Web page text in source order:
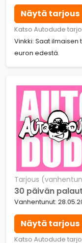
Näytä tarjous
Katso Autodude
Vinkki: Saat ilmaisen
euron edestä.
Tarjous
30 päivän
Vanhentunut:
Näytä tarjous
Katso Autodude